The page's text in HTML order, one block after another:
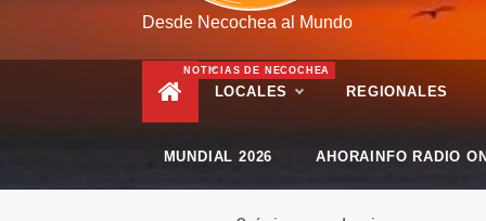
Desde Necochea al Mundo
LOCALES
NOTICIAS DE NECOCHEA
REGIONALES
MUNDIAL 2026 AHORAINFO RADIO